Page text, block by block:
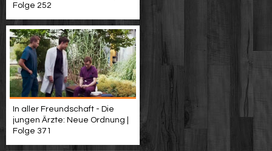
Folge 252
In aller Freundschaft - Die
jungen Ärzte: Neue Ordnung |
Folge 371